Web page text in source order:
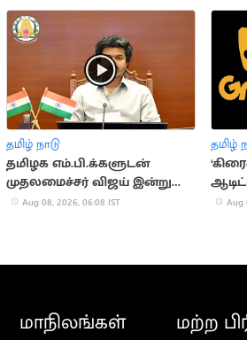
தமிழ் நாடு
தமிழக எம்.பி.க்களுடன்
முதலமைச்சர் விஜய் இன்று
ஆலோசனை
Aug 08, 2026, 06:08 IST
தமிழ்
Aug
மாநிலங்கள் மற்ற